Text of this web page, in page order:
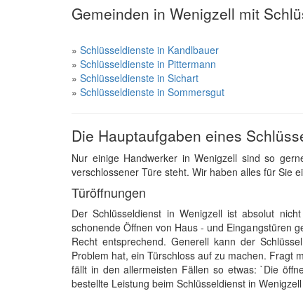
Gemeinden in Wenigzell mit
» Schlüsseldienste in Kandlbauer
» Schlüsseldienste in Pittermann
» Schlüsseldienste in Sichart
» Schlüsseldienste in Sommersgut
Die Hauptaufgaben eines
Nur einige Handwerker in Wenigzell sind so
verschlossener Türe steht. Wir haben alles für Sie
Türöffnungen
Der Schlüsseldienst in Wenigzell ist absolut
schonende Öffnen von Haus - und Eingangstüren
Recht entsprechend. Generell kann der
Problem hat, ein Türschloss auf zu machen. Fragt
fällt in den allermeisten Fällen so etwas: `Die
bestellte Leistung beim Schlüsseldienst in